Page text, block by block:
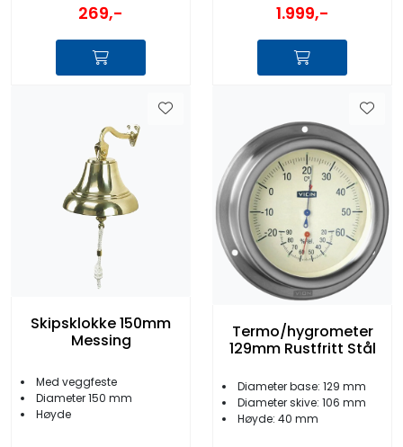
269,- 1.999,-
Skipsklokke 150mm
Messing
Med veggfeste
Diameter 150 mm
Høyde
Termo/hygrometer
129mm Rustfritt Stål
Diameter base: 129 mm
Diameter skive: 106 mm
Høyde: 40 mm